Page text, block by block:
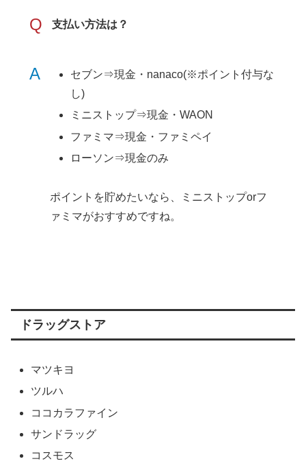
Q 支払い方法は？
A
セブン⇒現金・nanaco(※ポイント付与な
し)
ミニストップ⇒現金・WAON
ファミマ⇒現金・ファミペイ
ローソン⇒現金のみ
ポイントを貯めたいなら、ミニストップorフ
ァミマがおすすめですね。
ドラッグストア
マツキヨ
ツルハ
ココカラファイン
サンドラッグ
コスモス